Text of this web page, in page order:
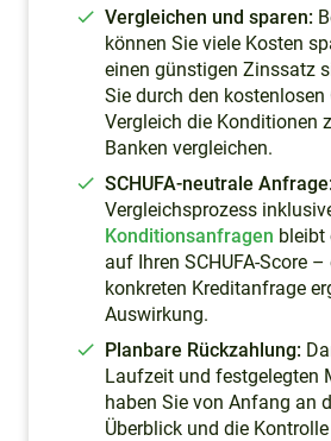
Vergleichen und sparen:
können Sie viele Kosten
einen günstigen Zinssatz
Sie durch den kostenlosen
Vergleich die Konditionen
Banken vergleichen.
SCHUFA-neutrale
Vergleichsprozess
Konditionsanfragen bleibt
auf Ihren SCHUFA-Score
konkreten Kreditanfrage
Auswirkung.
Planbare Rückzahlung:
Laufzeit und festgelegten
haben Sie von Anfang an
Überblick und die